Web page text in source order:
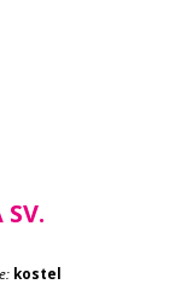
SV.
kostel